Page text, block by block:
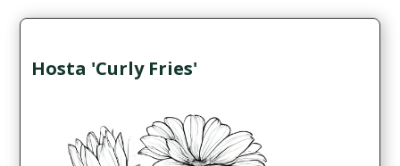
Hosta 'Curly Fries'